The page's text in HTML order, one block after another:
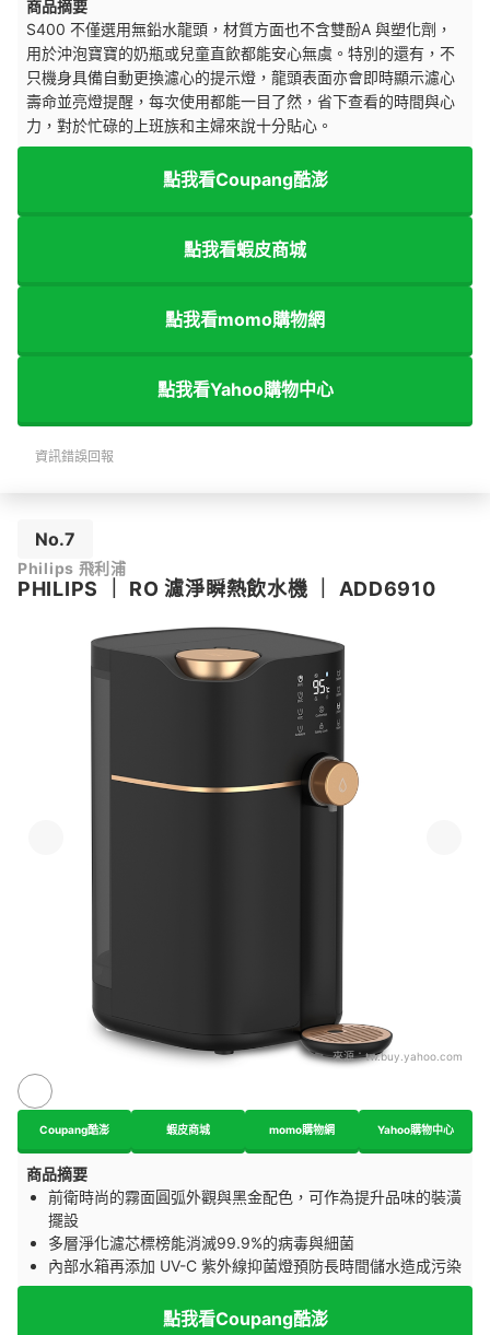
商品摘要
S400 不僅選用無鉛水龍頭，材質方面也不含雙酚A 與塑化劑，
用於沖泡寶寶的奶瓶或兒童直飲都能安心無虞。特別的還有，不
只機身具備自動更換濾心的提示燈，龍頭表面亦會即時顯示濾心
壽命並亮燈提醒，每次使用都能一目了然，省下查看的時間與心
力，對於忙碌的上班族和主婦來說十分貼心。
點我看Coupang酷澎
點我看蝦皮商城
點我看momo購物網
點我看Yahoo購物中心
資訊錯誤回報
No.7
Philips 飛利浦
PHILIPS RO 濾淨瞬熱飲水機 ADD6910
來源：tw.buy.yahoo.com
Coupang酷澎 蝦皮商城 momo購物網 Yahoo購物中心
商品摘要
前衛時尚的霧面圓弧外觀與黑金配色，可作為提升品味的裝潢
擺設
多層淨化濾芯標榜能消滅99.9%的病毒與細菌
內部水箱再添加 UV-C 紫外線抑菌燈預防長時間儲水造成污染
點我看Coupang酷澎